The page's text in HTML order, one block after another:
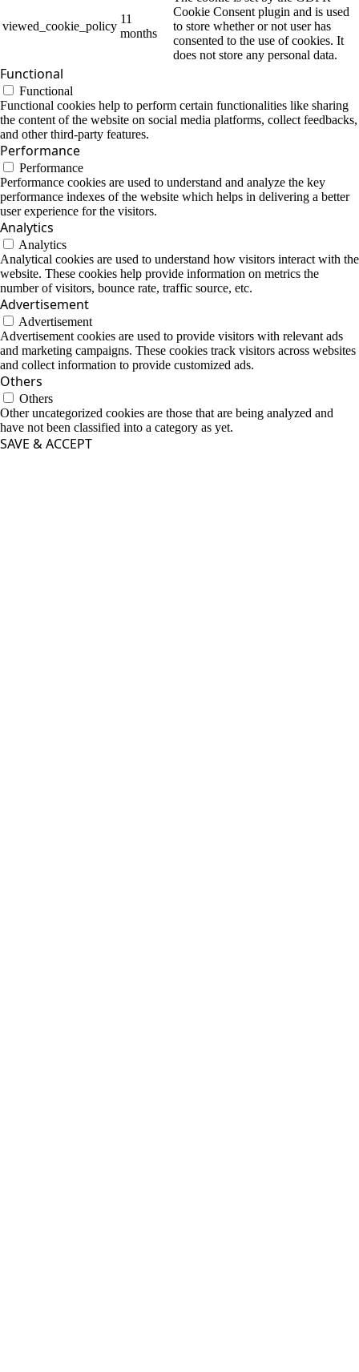
viewed_cookie_policy
11
months
Cookie Consent plugin and is used
to store whether or not user has
consented to the use of cookies. It
does not store any personal data.
Functional
Functional
Functional cookies help to perform certain functionalities like sharing
the content of the website on social media platforms, collect feedbacks,
and other third-party features.
Performance
Performance
Performance cookies are used to understand and analyze the key
performance indexes of the website which helps in delivering a better
user experience for the visitors.
Analytics
Analytics
Analytical cookies are used to understand how visitors interact with the
website. These cookies help provide information on metrics the
number of visitors, bounce rate, traffic source, etc.
Advertisement
Advertisement
Advertisement cookies are used to provide visitors with relevant ads
and marketing campaigns. These cookies track visitors across websites
and collect information to provide customized ads.
Others
Others
Other uncategorized cookies are those that are being analyzed and
have not been classified into a category as yet.
SAVE & ACCEPT